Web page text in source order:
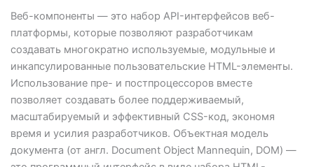
Веб-компоненты — это набор API-интерфейсов веб-
платформы, которые позволяют разработчикам
создавать многократно используемые, модульные и
инкапсулированные пользовательские HTML-элементы.
Использование пре- и постпроцессоров вместе
позволяет создавать более поддерживаемый,
масштабируемый и эффективный CSS-код, экономя
время и усилия разработчиков. Объектная модель
документа (от англ. Document Object Mannequin, DOM) —